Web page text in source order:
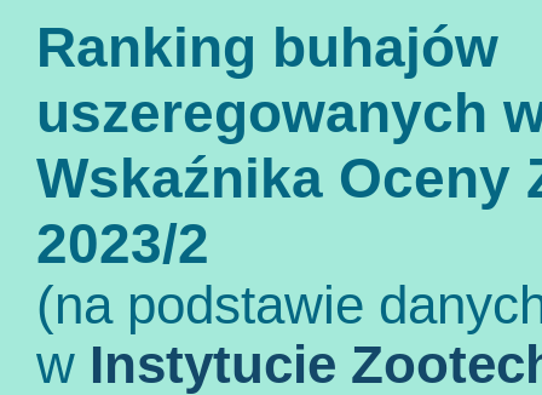
Ranking buhajów
uszeregowanych
Wskaźnika Oceny
2023/2
(na podstawie
w Instytucie